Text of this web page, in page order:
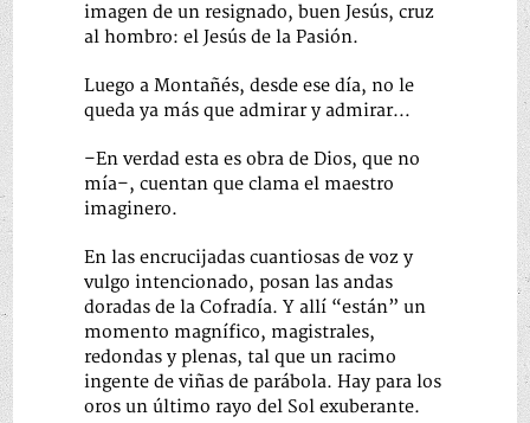
imagen de un resignado, buen Jesús, cruz
al hombro: el Jesús de la Pasión.
Luego a Montañés, desde ese día, no le
queda ya más que admirar y admirar…
–En verdad esta es obra de Dios, que no
mía–, cuentan que clama el maestro
imaginero.
En las encrucijadas cuantiosas de voz y
vulgo intencionado, posan las andas
doradas de la Cofradía. Y allí “están” un
momento magnífico, magistrales,
redondas y plenas, tal que un racimo
ingente de viñas de parábola. Hay para los
oros un último rayo del Sol exuberante.